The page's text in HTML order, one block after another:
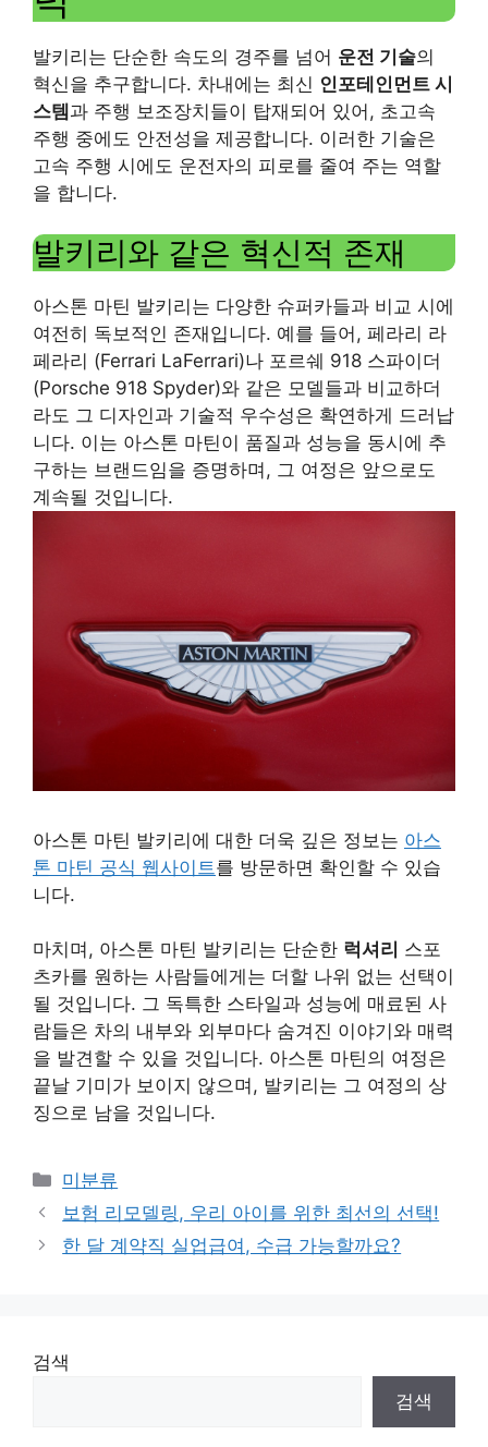
발키리는 단순한 속도의 경주를 넘어 운전 기술의
혁신을 추구합니다. 차내에는 최신 인포테인먼트 시
스템과 주행 보조장치들이 탑재되어 있어, 초고속
주행 중에도 안전성을 제공합니다. 이러한 기술은
고속 주행 시에도 운전자의 피로를 줄여 주는 역할
을 합니다.
발키리와 같은 혁신적 존재
아스톤 마틴 발키리는 다양한 슈퍼카들과 비교 시에
여전히 독보적인 존재입니다. 예를 들어, 페라리 라
페라리 (Ferrari LaFerrari)나 포르쉐 918 스파이더
(Porsche 918 Spyder)와 같은 모델들과 비교하더
라도 그 디자인과 기술적 우수성은 확연하게 드러납
니다. 이는 아스톤 마틴이 품질과 성능을 동시에 추
구하는 브랜드임을 증명하며, 그 여정은 앞으로도
계속될 것입니다.
아스톤 마틴 발키리에 대한 더욱 깊은 정보는 아스
톤 마틴 공식 웹사이트 를 방문하면 확인할 수 있습
니다.
마치며, 아스톤 마틴 발키리는 단순한 럭셔리 스포
츠카를 원하는 사람들에게는 더할 나위 없는 선택이
될 것입니다. 그 독특한 스타일과 성능에 매료된 사
람들은 차의 내부와 외부마다 숨겨진 이야기와 매력
을 발견할 수 있을 것입니다. 아스톤 마틴의 여정은
끝날 기미가 보이지 않으며, 발키리는 그 여정의 상
징으로 남을 것입니다.
Categories
미분류
보험 리모델링, 우리 아이를 위한 최선의 선택!
한 달 계약직 실업급여, 수급 가능할까요?
검색
검색